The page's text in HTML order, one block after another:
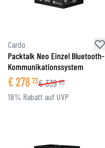
Cardo
Packtalk Neo Einzel Bluetooth-
Kommunikationssystem
€278 73€339 95
18% Rabatt auf UVP